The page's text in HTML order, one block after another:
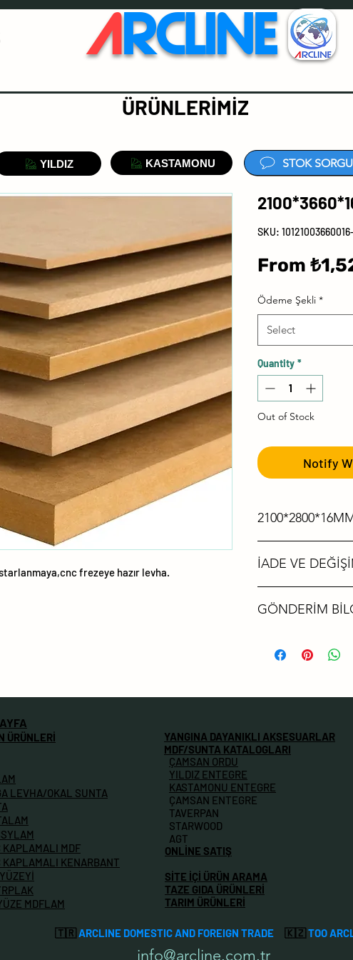
ARCLINE
frezeye hazır levha.
SKU:
From
Ödeme Şekli *
Select
Quantity *
Out of Stock
Notify
Çamsan Ordu
İADE VE
koşullarından
sorumlu
GÖNDERİM
Nakliye bedelli
YILDIZ KASTAMONU
ÜRÜNLERİMİZ
STOK
ÜRÜNLERİ
LEVHA/OKAL SUNTA
KAPLAMALI MDF
KAPLAMALI KENARBANT
MDFLAM
YANGINA DAYANIKLI AKSESUARLAR
MDF/SUNTA KATALOGLARI
ÇAMSAN ORDU
KASTAMONU ENTEGRE
YILDIZ ENTEGRE
ÇAMSAN ENTEGRE
TAVERPAN
STARWOOD
AGT
ONLİNE SATIŞ
SİTE İÇİ ÜRÜN ARAMA
TAZE GIDA ÜRÜNLERİ
TARIM ÜRÜNLERİ
🇹🇷 ARCLINE DOMESTIC AND FOREIGN TRADE 🇰🇿 TOO
info@arcline.com.tr